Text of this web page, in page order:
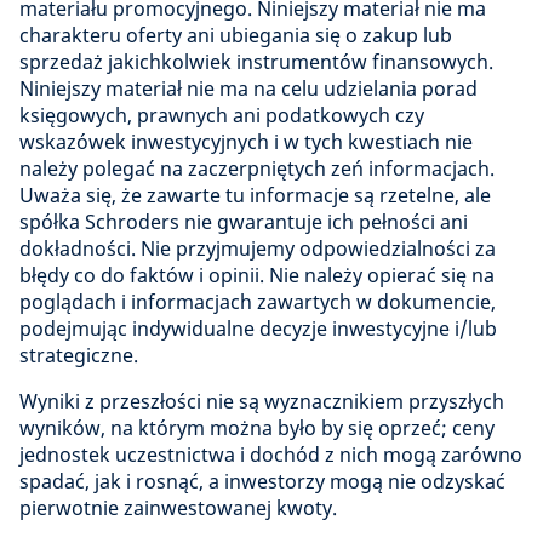
materiału promocyjnego. Niniejszy materiał nie ma
charakteru oferty ani ubiegania się o zakup lub
sprzedaż jakichkolwiek instrumentów finansowych.
Niniejszy materiał nie ma na celu udzielania porad
księgowych, prawnych ani podatkowych czy
wskazówek inwestycyjnych i w tych kwestiach nie
należy polegać na zaczerpniętych zeń informacjach.
Uważa się, że zawarte tu informacje są rzetelne, ale
spółka Schroders nie gwarantuje ich pełności ani
dokładności. Nie przyjmujemy odpowiedzialności za
błędy co do faktów i opinii. Nie należy opierać się na
poglądach i informacjach zawartych w dokumencie,
podejmując indywidualne decyzje inwestycyjne i/lub
strategiczne.
Wyniki z przeszłości nie są wyznacznikiem przyszłych
wyników, na którym można było by się oprzeć; ceny
jednostek uczestnictwa i dochód z nich mogą zarówno
spadać, jak i rosnąć, a inwestorzy mogą nie odzyskać
pierwotnie zainwestowanej kwoty.